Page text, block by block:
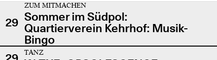
29
ZUM MITMACHEN
Sommer im Südpol:
Quartierverein Kehrhof: Musik-
Bingo
TANZ